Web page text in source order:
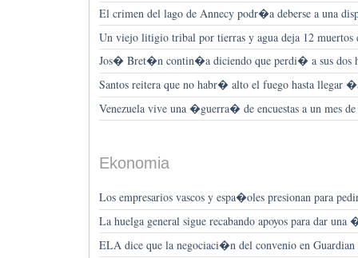
El crimen del lago de Annecy podr�a deberse a una
Un viejo litigio tribal por tierras y agua deja 12 muertos
Jos� Bret�n contin�a diciendo que perdi� a sus dos
Santos reitera que no habr� alto el fuego hasta llegar
Venezuela vive una �guerra� de encuestas a un mes de
Ekonomia
Los empresarios vascos y espa�oles presionan para
La huelga general sigue recabando apoyos para dar
ELA dice que la negociaci�n del convenio en